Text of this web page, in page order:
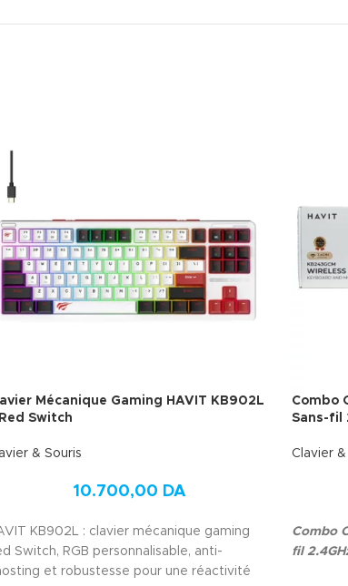
Mécanique Gaming HAVIT KB902L
Switch
& Souris
10.700,00 DA
KB902L : clavier mécanique gaming
Switch, RGB personnalisable, anti-
et robustesse pour une réactivité
Combo
Sans-fil
Clavier
Combo
fil